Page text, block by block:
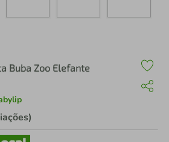
Buba Zoo Elefante